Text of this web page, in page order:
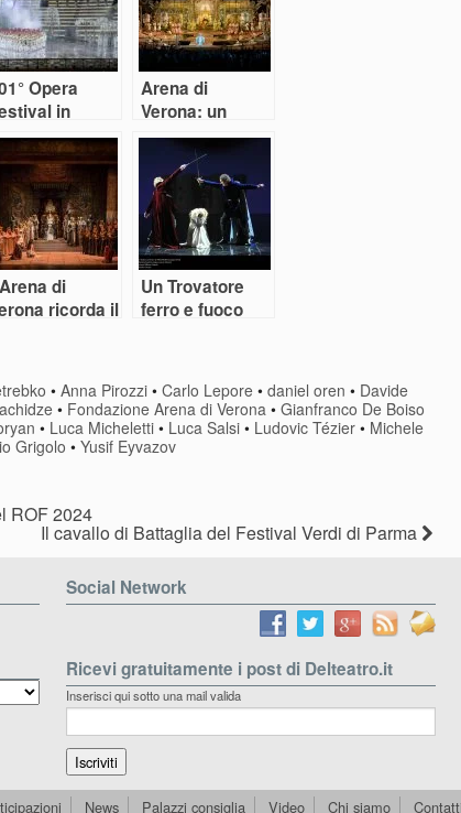
Opera
in
“a
le
Arena di
Verona: un
secolo portato
alla grande
di
ricorda il
sua piccola
Un Trovatore
ferro e fuoco
•Anna Pirozzi •Carlo Lepore •daniel oren • Davide
• Fondazione Arena di Verona • Gianfranco De Boiso
• Luca Micheletti • Luca Salsi • Ludovic Tézier • Michele
Grigolo • Yusif Eyvazov
ROF 2024
Il cavallo di Battaglia del Festival Verdi di Parma
Social Network
Ricevi gratuitamente i post di Delteatro.it
Inserisci qui sotto una mail valida
News Palazzi consiglia Video Chi siamo Contatti